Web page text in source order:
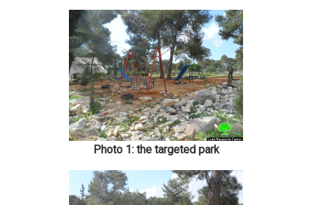
Photo 1: the targeted park